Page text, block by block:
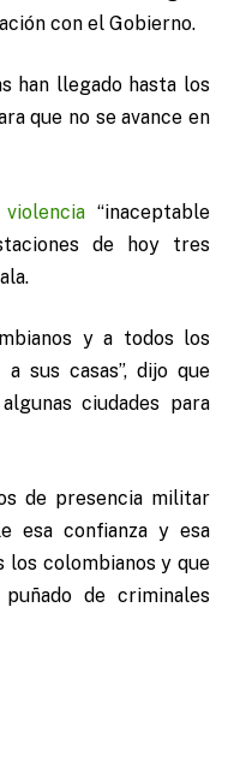
con el Gobierno.
han llegado hasta los
que no se avance en
violencia “inaceptable
de hoy tres
y a todos los
sus casas”, dijo que
ciudades para
de presencia militar
esa confianza y esa
los colombianos y que
de criminales